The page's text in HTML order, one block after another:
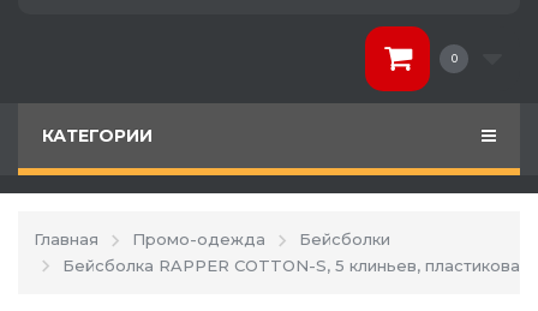
0
КАТЕГОРИИ
Главная Промо-одежда
Бейсболки
Бейсболка RAPPER COTTON-S, 5 клиньев, пластиковая